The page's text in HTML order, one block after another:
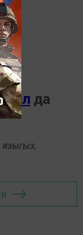
да